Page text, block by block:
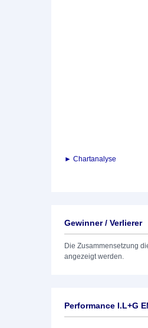
► Chartanalyse
Gewinner / Verlierer
Die Zusammensetzung
angezeigt werden.
Performance I.L+G